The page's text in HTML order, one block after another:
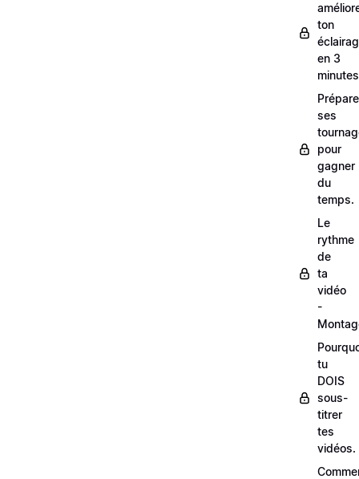
ton
en 3
ses
pour
gagner
du
temps.
Le
rythme
de
ta
vidéo
-
tu
DOIS
sous-
titrer
tes
vidéos.